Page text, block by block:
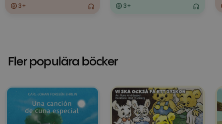
3+ 3+
Fler populära böcker